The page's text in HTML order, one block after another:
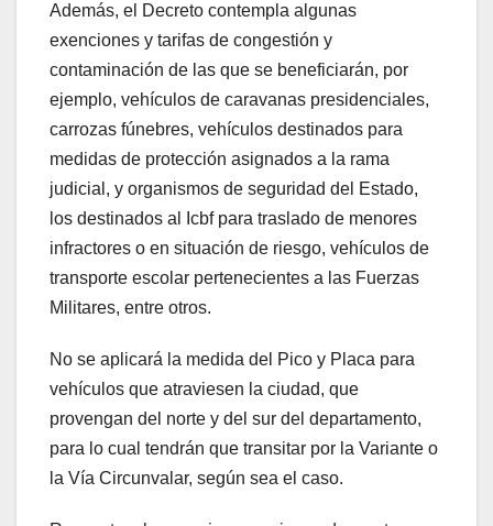
Además, el Decreto contempla algunas
exenciones y tarifas de congestión y
contaminación de las que se beneficiarán, por
ejemplo, vehículos de caravanas presidenciales,
carrozas fúnebres, vehículos destinados para
medidas de protección asignados a la rama
judicial, y organismos de seguridad del Estado,
los destinados al Icbf para traslado de menores
infractores o en situación de riesgo, vehículos de
transporte escolar pertenecientes a las Fuerzas
Militares, entre otros.
No se aplicará la medida del Pico y Placa para
vehículos que atraviesen la ciudad, que
provengan del norte y del sur del departamento,
para lo cual tendrán que transitar por la Variante o
la Vía Circunvalar, según sea el caso.